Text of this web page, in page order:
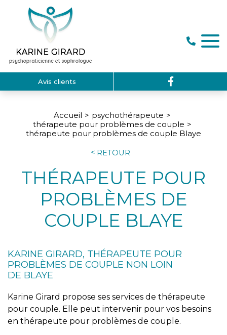
Avis clients
Accueil
psychothérapeute
thérapeute pour problèmes de couple
thérapeute pour problèmes de couple Blaye
RETOUR
THÉRAPEUTE POUR
PROBLÈMES DE
COUPLE BLAYE
KARINE GIRARD, THÉRAPEUTE POUR
PROBLÈMES DE COUPLE NON LOIN
DE BLAYE
Karine Girard propose ses services de thérapeute
pour couple. Elle peut intervenir pour vos besoins
en thérapeute pour problèmes de couple.